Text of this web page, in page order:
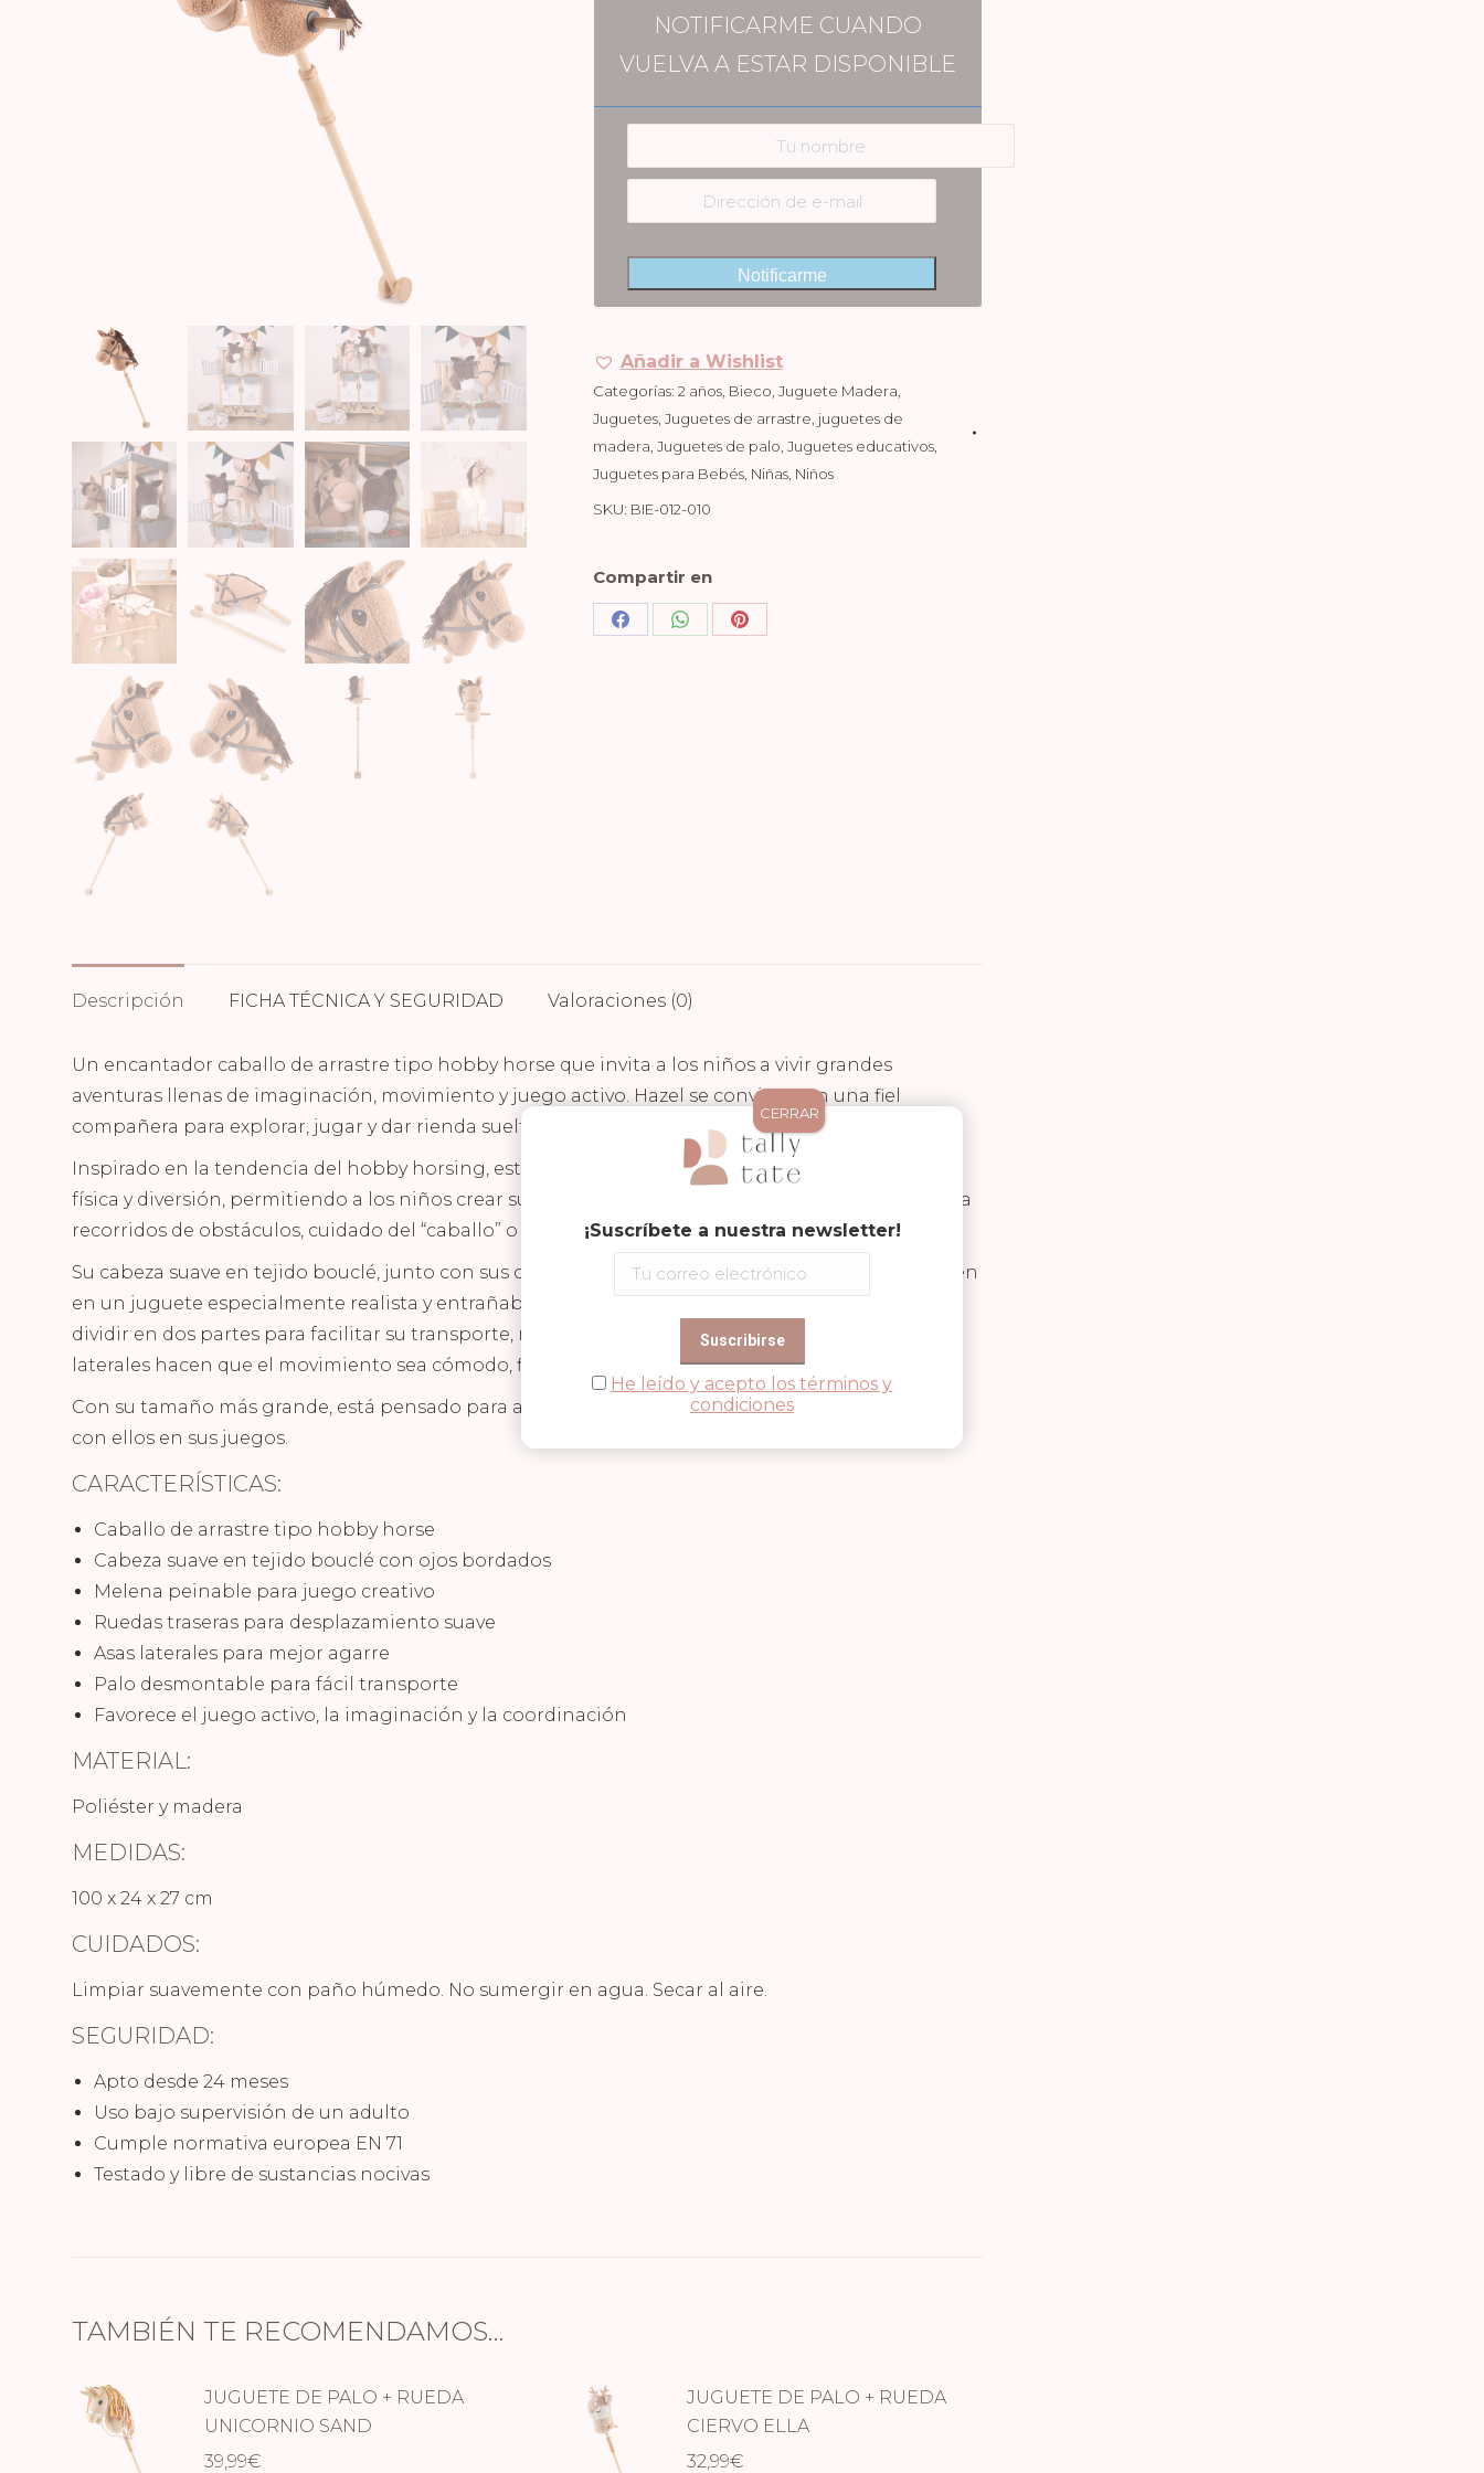
NOTIFICARME CUANDO
VUELVA A ESTAR DISPONIBLE
Notificarme
Añadir a Wishlist
Categorías: 2 años Bieco Juguete Madera
Juguetes Juguetes de arrastre juguetes de
madera Juguetes de palo Juguetes educativos
Juguetes para Bebés Niñas Niños
SKU: BIE-012-010
Compartir en
Share Share Share
Descripción FICHA TÉCNICA Y SEGURIDAD Valoraciones (0)
Un encantador caballo de arrastre tipo hobby horse que invita a los niños a vivir grandes
aventuras llenas de imaginación, movimiento y juego activo. Hazel se convierte en una fiel
compañera para explorar, jugar y dar rienda suelta a la creatividad en cada paseo.
Inspirado en la tendencia del hobby horsing, este juguete combina juego simbólico, actividad
física y diversión, permitiendo a los niños crear sus propias historias: desde paseos mágicos hasta
recorridos de obstáculos, cuidado del “caballo” o momentos de fantasía sin límites.
Su cabeza suave en tejido bouclé, junto con sus ojos bordados y su melena peinable, lo convierten
en un juguete especialmente realista y entrañable. El palo de madera es resistente y se puede
dividir en dos partes para facilitar su transporte, mientras que las ruedas traseras y las asas
laterales hacen que el movimiento sea cómodo, fluido y respetuoso con el suelo.
Con su tamaño más grande, está pensado para acompañar también a niños mayores, creciendo
con ellos en sus juegos.
CARACTERÍSTICAS:
Caballo de arrastre tipo hobby horse
Cabeza suave en tejido bouclé con ojos bordados
Melena peinable para juego creativo
Ruedas traseras para desplazamiento suave
Asas laterales para mejor agarre
Palo desmontable para fácil transporte
Favorece el juego activo, la imaginación y la coordinación
MATERIAL:
Poliéster y madera
MEDIDAS:
100 x 24 x 27 cm
CUIDADOS:
Limpiar suavemente con paño húmedo. No sumergir en agua. Secar al aire.
SEGURIDAD:
Apto desde 24 meses
Uso bajo supervisión de un adulto
Cumple normativa europea EN 71
Testado y libre de sustancias nocivas
TAMBIÉN TE RECOMENDAMOS…
JUGUETE DE PALO + RUEDA
UNICORNIO SAND
39,99€
JUGUETE DE PALO + RUEDA
CIERVO ELLA
32,99€
¡Suscríbete a nuestra newsletter!
He leído y acepto los términos y
condiciones
CERRAR